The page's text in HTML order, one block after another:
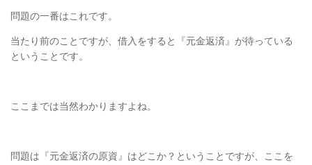
問題の一番はこれです。
当たり前のことですが、借入をすると『元金返済』が待っている
ということです。
ここまでは当然わかりますよね。
問題は『元金返済の原資』はどこか？ということですが、
ここを